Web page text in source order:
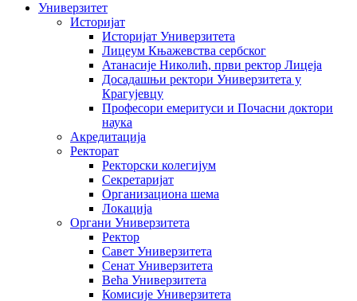
Универзитет
Историјат
Историјат Универзитета
Лицеум Књажевства сербског
Атанасије Николић, први ректор Лицеја
Досадашњи ректори Универзитета у
Крагујевцу
Професори емеритуси и Почасни доктори
наука
Акредитација
Ректорат
Ректорски колегијум
Секретаријат
Организациона шема
Локација
Органи Универзитета
Ректор
Савет Универзитета
Сенат Универзитета
Већа Универзитета
Комисије Универзитета